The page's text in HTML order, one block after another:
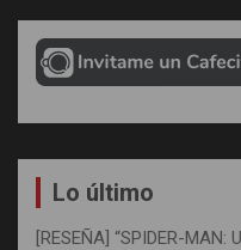
Lo último
[RESEÑA] “SPIDER-MAN: